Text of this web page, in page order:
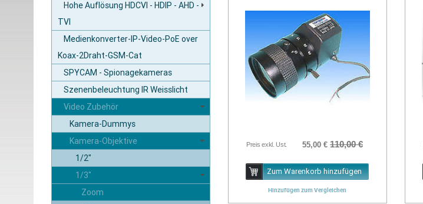
Preis exkl. Ust. 55,00 € 110,00 €
Zum Warenkorb hinzufügen
Hinzufügen zum Vergleichen
Hohe Auflösung HDCVI - HDIP - AHD -
TVI
Medienkonverter-IP-Video-PoE over
Koax-2Draht-GSM-Cat
SPYCAM - Spionagekameras
Szenenbeleuchtung IR Weisslicht
Video Zubehör
Kamera-Dummys
Kamera-Objektive
1/2"
1/3"
Zoom